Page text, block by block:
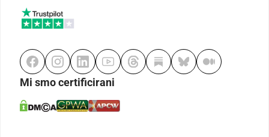
Mi smo certificirani